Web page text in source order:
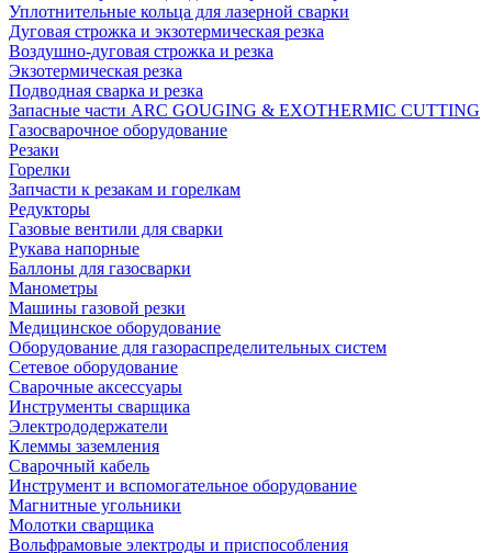
Уплотнительные кольца для лазерной сварки
Дуговая строжка и экзотермическая резка
Воздушно-дуговая строжка и резка
Экзотермическая резка
Подводная сварка и резка
Запасные части ARC GOUGING & EXOTHERMIC CUTTING
Газосварочное оборудование
Резаки
Горелки
Запчасти к резакам и горелкам
Редукторы
Газовые вентили для сварки
Рукава напорные
Баллоны для газосварки
Манометры
Машины газовой резки
Медицинское оборудование
Оборудование для газораспределительных систем
Сетевое оборудование
Сварочные аксессуары
Инструменты сварщика
Электрододержатели
Клеммы заземления
Сварочный кабель
Инструмент и вспомогательное оборудование
Магнитные угольники
Молотки сварщика
Вольфрамовые электроды и приспособления